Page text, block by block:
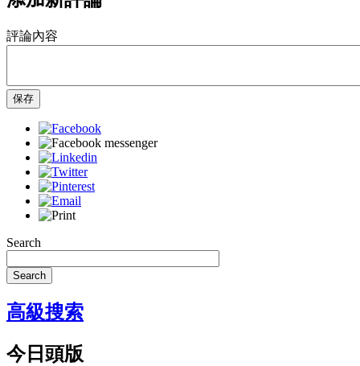
評論內容
保存
Search
Search
高級搜索
今日頭版